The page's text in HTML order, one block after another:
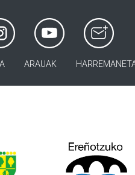
ARAUAK